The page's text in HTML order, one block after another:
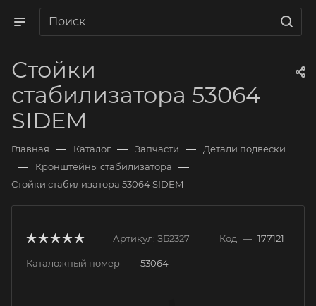
Стойки
стабилизатора 53064
SIDEM
Главная — Каталог — Запчасти — Детали подвески
— Кронштейны стабилизатора —
Стойки стабилизатора 53064 SIDEM
Артикул: ЗБ2327 Код — 177121
Каталожный номер — 53064